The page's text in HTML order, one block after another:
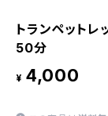
トランペット
50分
¥ 4,000